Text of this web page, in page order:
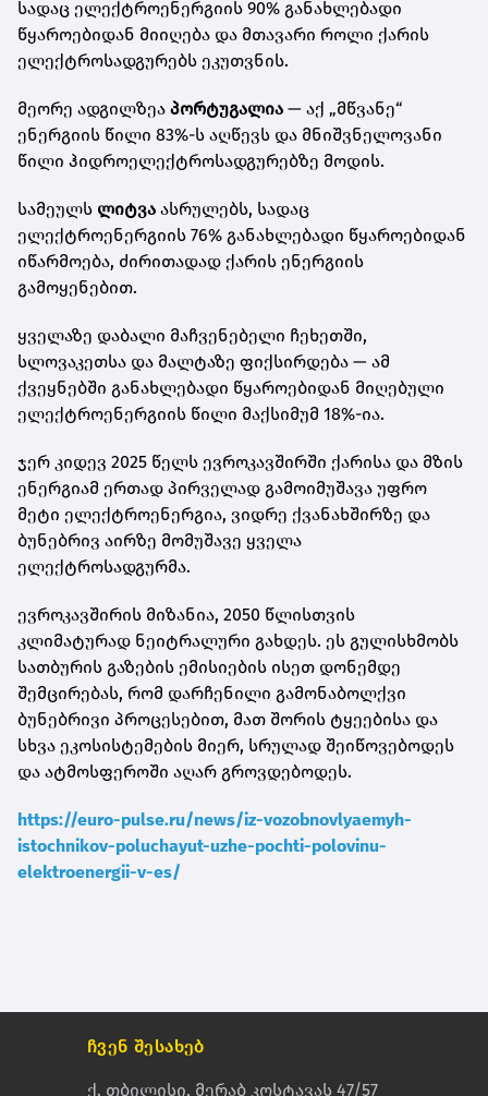
სადაც ელექტროენერგიის 90% განახლებადი
წყაროებიდან მიიღება და მთავარი როლი ქარის
ელექტროსადგურებს ეკუთვნის.
მეორე ადგილზეა პორტუგალია — აქ „მწვანე“
ენერგიის წილი 83%-ს აღწევს და მნიშვნელოვანი
წილი ჰიდროელექტროსადგურებზე მოდის.
სამეულს ლიტვა ასრულებს, სადაც
ელექტროენერგიის 76% განახლებადი წყაროებიდან
იწარმოება, ძირითადად ქარის ენერგიის
გამოყენებით.
ყველაზე დაბალი მაჩვენებელი ჩეხეთში,
სლოვაკეთსა და მალტაზე ფიქსირდება — ამ
ქვეყნებში განახლებადი წყაროებიდან მიღებული
ელექტროენერგიის წილი მაქსიმუმ 18%-ია.
ჯერ კიდევ 2025 წელს ევროკავშირში ქარისა და მზის
ენერგიამ ერთად პირველად გამოიმუშავა უფრო
მეტი ელექტროენერგია, ვიდრე ქვანახშირზე და
ბუნებრივ აირზე მომუშავე ყველა
ელექტროსადგურმა.
ევროკავშირის მიზანია, 2050 წლისთვის
კლიმატურად ნეიტრალური გახდეს. ეს გულისხმობს
სათბურის გაზების ემისიების ისეთ დონემდე
შემცირებას, რომ დარჩენილი გამონაბოლქვი
ბუნებრივი პროცესებით, მათ შორის ტყეებისა და
სხვა ეკოსისტემების მიერ, სრულად შეიწოვებოდეს
და ატმოსფეროში აღარ გროვდებოდეს.
https://euro-pulse.ru/news/iz-vozobnovlyaemyh-
istochnikov-poluchayut-uzhe-pochti-polovinu-
elektroenergii-v-es/
ჩვენ შესახებ
ქ. თბილისი, მერაბ კოსტავას 47/57